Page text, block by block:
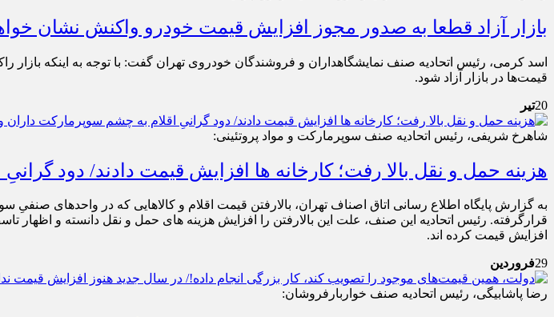
بازار آزاد قطعا به صدور مجوز افزایش قیمت خودرو واکنش نشان
قیمت‌ها در بازار آزاد شود.
20تیر
شاهرخ شریفی، رئیس اتحادیه صنف سوپرمارکت و مواد پروتئینی:
هزینه حمل و نقل بالا رفت؛ کارخانه ها افزایش قیمت دادند/ دود
به گزارش پایگاه اطلاع رسانی اتاق اصناف تهران، بالارفتن قیمت اقلام و کالاهایی که در واحدهای
قرارگرفته. رئیس اتحادیه این صنف، علت این بالارفتن را افزایش هزینه های حمل و نقل دانسته و
افزایش قیمت کرده اند.
29فروردین
رضا پاشابیگی، رئیس اتحادیه صنف خواربارفروشان: